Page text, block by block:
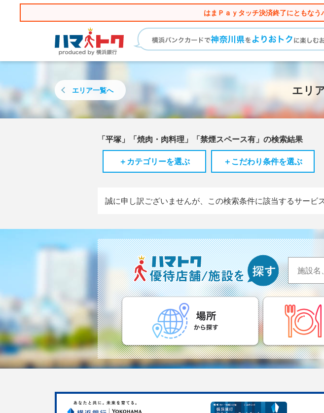
はまＰａｙタッチ決済終了にともな
エリ
エリア一覧へ
「平塚」「焼肉・肉料理」「禁煙スペース有」の検索結果
＋カテゴリーを選ぶ
＋こだわり条件を選ぶ
誠に申し訳ございませんが、この検索条件に該当するサービ